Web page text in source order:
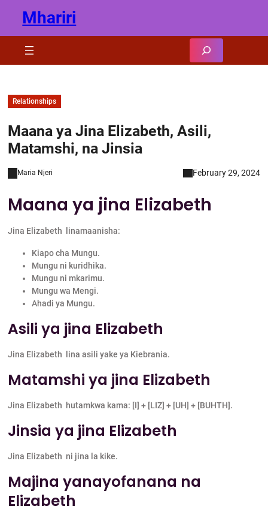
content
Mhariri
Relationships
Maana ya Jina Elizabeth, Asili,
Matamshi, na Jinsia
Maria Njeri February 29, 2024
Maana ya jina Elizabeth
Jina Elizabeth linamaanisha:
Kiapo cha Mungu.
Mungu ni kuridhika.
Mungu ni mkarimu.
Mungu wa Mengi.
Ahadi ya Mungu.
Asili ya jina Elizabeth
Jina Elizabeth lina asili yake ya Kiebrania.
Matamshi ya jina Elizabeth
Jina Elizabeth hutamkwa kama: [I] + [LIZ] + [UH] + [BUHTH].
Jinsia ya jina Elizabeth
Jina Elizabeth ni jina la kike.
Majina yanayofanana na
Elizabeth